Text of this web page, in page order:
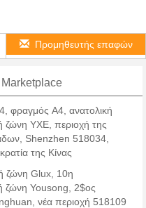
Προμηθευτής επαφών
φραγμός A4, ανατολική
ζώνη ΥΧΕ, περιοχή της
Shenzhen 518034,
της Κίνας
ζώνη Glux, 10η
ζώνη Yousong, 2$ος
νέα περιοχή 518109